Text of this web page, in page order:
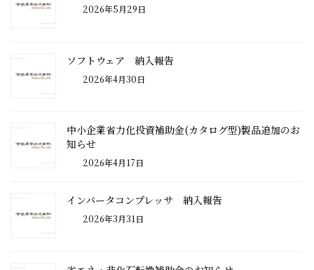
2026年5月29日
ソフトウェア 納入報告
2026年4月30日
中小企業省力化投資補助金(カタログ型)製品追加のお
知らせ
2026年4月17日
インバータコンプレッサ 納入報告
2026年3月31日